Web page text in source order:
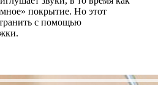
покрытие. Но этот
с помощью